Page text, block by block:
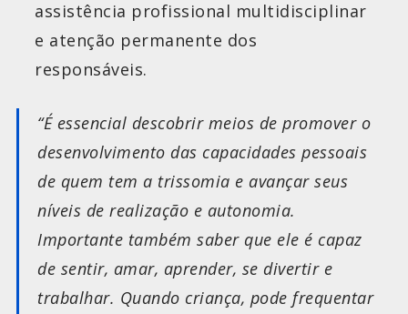
assistência profissional multidisciplinar
e atenção permanente dos
responsáveis.
“É essencial descobrir meios de promover o
desenvolvimento das capacidades pessoais
de quem tem a trissomia e avançar seus
níveis de realização e autonomia.
Importante também saber que ele é capaz
de sentir, amar, aprender, se divertir e
trabalhar. Quando criança, pode frequentar